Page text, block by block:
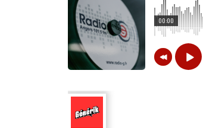
00:00